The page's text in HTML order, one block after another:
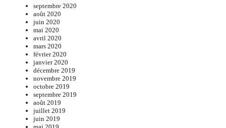
septembre 2020
août 2020
juin 2020
mai 2020
avril 2020
mars 2020
février 2020
janvier 2020
décembre 2019
novembre 2019
octobre 2019
septembre 2019
août 2019
juillet 2019
juin 2019